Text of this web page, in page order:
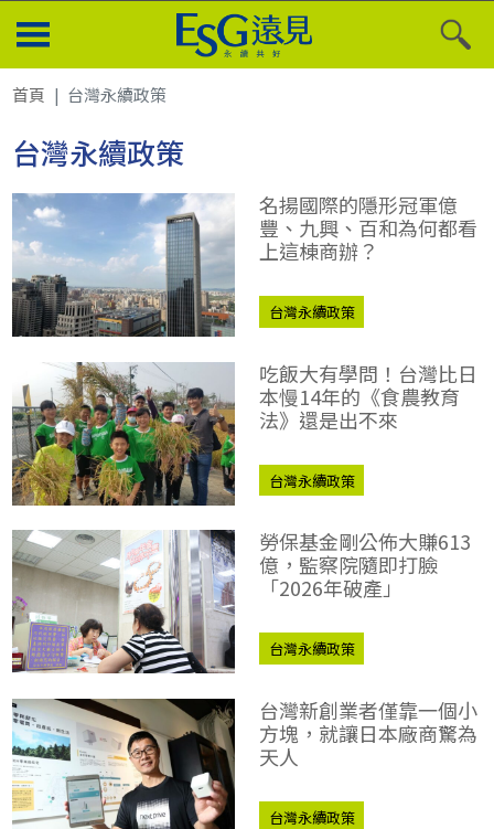
首頁 台灣永續政策
台灣永續政策
名揚國際的隱形冠軍億
豐、九興、百和為何都看
上這棟商辦？
台灣永續政策
吃飯大有學問！台灣比日
本慢14年的《食農教育
法》還是出不來
台灣永續政策
勞保基金剛公佈大賺613
億，監察院隨即打臉
「2026年破產」
台灣永續政策
台灣新創業者僅靠一個小
方塊，就讓日本廠商驚為
天人
台灣永續政策